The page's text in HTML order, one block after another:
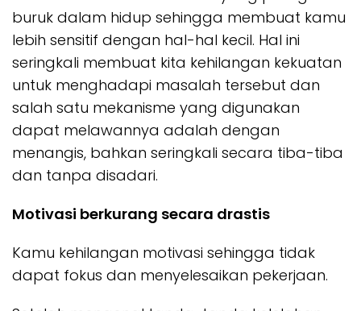
buruk dalam hidup sehingga membuat kamu
lebih sensitif dengan hal-hal kecil. Hal ini
seringkali membuat kita kehilangan kekuatan
untuk menghadapi masalah tersebut dan
salah satu mekanisme yang digunakan
dapat melawannya adalah dengan
menangis, bahkan seringkali secara tiba-tiba
dan tanpa disadari.
Motivasi berkurang secara drastis
Kamu kehilangan motivasi sehingga tidak
dapat fokus dan menyelesaikan pekerjaan.